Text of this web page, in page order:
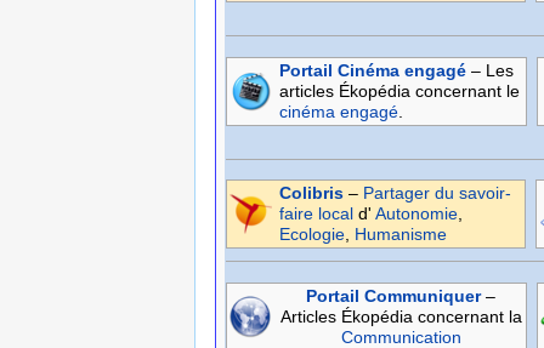
Portail Cinéma engagé – Les
articles Ékopédia concernant le
cinéma engagé
Colibris – Partager du savoir-
faire local d' Autonomie,
Ecologie, Humanisme
Portail Communiquer–
Articles Ékopédia concernant la
Communication